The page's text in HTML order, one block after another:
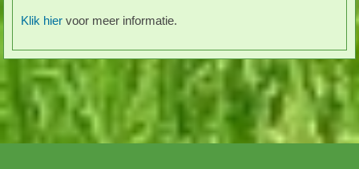
Klik hier voor meer informatie.